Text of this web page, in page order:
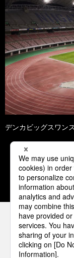
デンカビッグスワン
1
パナソニ